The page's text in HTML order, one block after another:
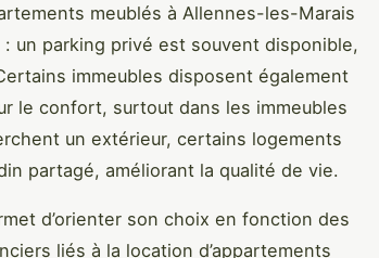
meublés à Allennes-les-Marais
un parking privé est souvent disponible,
immeubles disposent également
le confort, surtout dans les immeubles
un extérieur, certains logements
partagé, améliorant la qualité de vie.
d’orienter son choix en fonction des
liés à la location d’appartements